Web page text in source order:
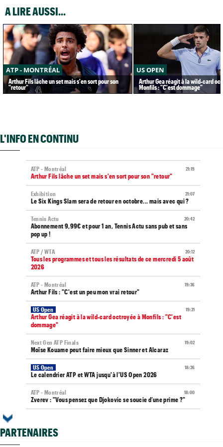
A LIRE AUSSI...
ATP - MONTRÉAL
Arthur Fils lâche un set mais s'en sort pour son
"retour"
US OPEN
Arthur Gea réagit à la wild-card
Monfils : "C'est dommage"
L'INFO EN CONTINU
21:19
ATP - Montréal
Arthur Fils lâche un set mais s'en sort pour son "retour"
21:07
Exhibition
Le Six Kings Slam sera de retour en octobre... mais avec qui ?
20:42
Tennis Actu
Abonnement 9,99€ et pour 1 an, Tennis Actu sans pub et sans
pop up !
20:12
ATP / WTA
Tous les programmes et tous les résultats de ce mercredi 5 août
2026
19:36
ATP - Montréal
Arthur Fils : "C'est un peu mon vrai retour"
19:21
US Open
Arthur Gea réagit à la wild-card octroyée à Monfils : "C'est
dommage"
19:02
Next Gen ATP Finals
Moïse Kouame peut faire mieux que Sinner et Alcaraz
18:26
US Open
Le calendrier ATP et WTA jusqu'à l'US Open 2026
18:00
ATP - Montréal
Zverev : "Vous pensez que Djokovic se soucie d’une prime ?"
PARTENAIRES